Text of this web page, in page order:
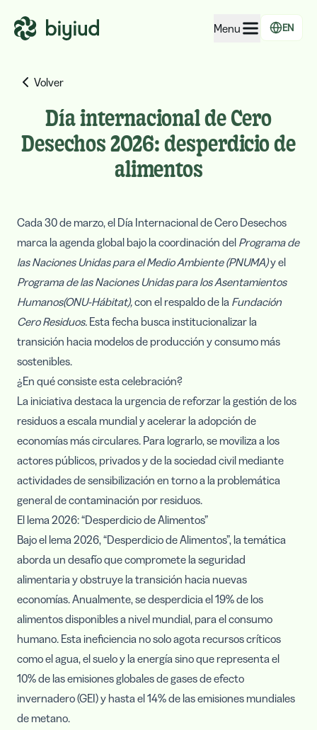
Menu
For people
For public administrations
EN
Volver
Día internacional de Cero
Desechos 2026: desperdicio de
alimentos
Cada 30 de marzo, el Día Internacional de Cero Desechos
marca la agenda global bajo la coordinación del Programa de
las Naciones Unidas para el Medio Ambiente (PNUMA)y el
Programa de las Naciones Unidas para los Asentamientos
Humanos(ONU-Hábitat),con el respaldo de la Fundación
Cero Residuos. Esta fecha busca institucionalizar la
transición hacia modelos de producción y consumo más
sostenibles.
¿En qué consiste esta celebración?
La iniciativa destaca la urgencia de reforzar la gestión de los
residuos a escala mundial y acelerar la adopción de
economías más circulares. Para lograrlo, se moviliza a los
actores públicos, privados y de la sociedad civil mediante
actividades de sensibilización en torno a la problemática
general de contaminación por residuos.
El lema 2026: “Desperdicio de Alimentos”
Bajo el lema 2026, “Desperdicio de Alimentos”, la temática
aborda un desafío que compromete la seguridad
alimentaria y obstruye la transición hacia nuevas
economías. Anualmente, se desperdicia el 19% de los
alimentos disponibles a nivel mundial, para el consumo
humano. Esta ineficiencia no solo agota recursos críticos
como el agua, el suelo y la energía sino que representa el
10% de las emisiones globales de gases de efecto
invernadero (GEI) y hasta el 14% de las emisiones mundiales
de metano.